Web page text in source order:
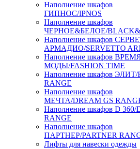
Наполнение шкафов
ГИПНОС/IPNOS
Наполнение шкафов
ЧЕРНОЕ&БЕЛОЕ/
Наполнение шкафов
АРМАДИО/SERVETTO
Наполнение шкафов
МОДЫ/FASHION TIME
Наполнение шкафов ЭЛИТ/
RANGE
Наполнение шкафов
МЕЧТА/DREAM GS
Наполнение шкафов D 360/
RANGE
Наполнение шкафов
ПАРТНЕР/PARTNER
Лифты для навески одежды